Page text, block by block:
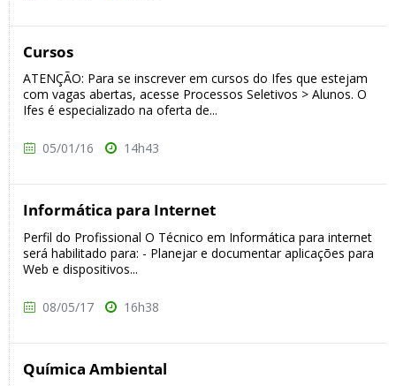
Cursos
ATENÇÃO: Para se inscrever em cursos do Ifes que estejam
com vagas abertas, acesse Processos Seletivos > Alunos. O
Ifes é especializado na oferta de...
05/01/16 14h43
Informática para Internet
Perfil do Profissional O Técnico em Informática para internet
será habilitado para: - Planejar e documentar aplicações para
Web e dispositivos...
08/05/17 16h38
Química Ambiental